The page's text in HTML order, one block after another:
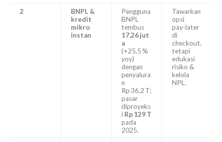
2
BNPL &
kredit
mikro
instan
Pengguna
BNPL
tembus
17,26 jut
a
(+25,5 %
yoy)
dengan
penyalura
n
Rp 36,2 T;
pasar
diproyeks
i Rp 129 T
pada
2025.
Tawarkan
opsi
pay‑later
di
checkout,
tetapi
edukasi
risiko &
kelola
NPL.